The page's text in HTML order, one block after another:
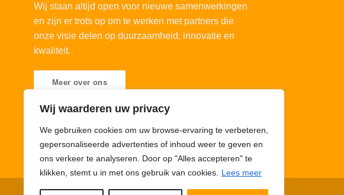
Wij waarderen uw privacy
We gebruiken cookies om uw browse-ervaring te verbeteren,
gepersonaliseerde advertenties of inhoud weer te geven en
ons verkeer te analyseren. Door op "Alles accepteren" te
klikken, stemt u in met ons gebruik van cookies.
Lees meer
Wij staan altijd open voor nieuwe samenwerkingen
en zijn er trots op om te werken met partners die
onze visie delen op duurzaamheid, innovatie en
kwaliteit.
Meer over ons